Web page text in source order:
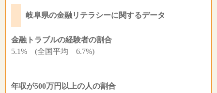
岐阜県の金融リテラシーに関するデータ
金融トラブルの経験者の割合
5.1% (全国平均 6.7%)
年収が500万円以上の人の割合